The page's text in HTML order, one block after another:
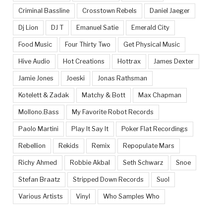
Criminal Bassline Crosstown Rebels Daniel Jaeger
Dj Lion DJ T Emanuel Satie Emerald City
Food Music Four Thirty Two Get Physical Music
Hive Audio Hot Creations Hottrax James Dexter
Jamie Jones Joeski Jonas Rathsman
Kotelett & Zadak Matchy & Bott Max Chapman
Mollono.Bass My Favorite Robot Records
Paolo Martini Play It Say It Poker Flat Recordings
Rebellion Rekids Remix Repopulate Mars
Richy Ahmed Robbie Akbal Seth Schwarz Snoe
Stefan Braatz Stripped Down Records Suol
Various Artists Vinyl Who Samples Who